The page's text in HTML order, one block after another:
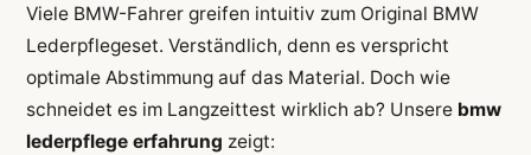
Viele BMW-Fahrer greifen intuitiv zum Original BMW
Lederpflegeset. Verständlich, denn es verspricht
optimale Abstimmung auf das Material. Doch wie
schneidet es im Langzeittest wirklich ab? Unsere bmw
lederpflege erfahrung zeigt: